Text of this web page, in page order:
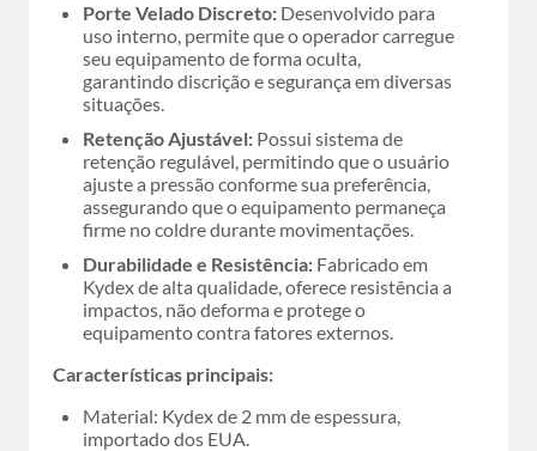
Porte Velado Discreto: Desenvolvido para
uso interno, permite que o operador carregue
seu equipamento de forma oculta,
garantindo discrição e segurança em diversas
situações.
Retenção Ajustável: Possui sistema de
retenção regulável, permitindo que o usuário
ajuste a pressão conforme sua preferência,
assegurando que o equipamento permaneça
firme no coldre durante movimentações.
Durabilidade e Resistência: Fabricado em
Kydex de alta qualidade, oferece resistência a
impactos, não deforma e protege o
equipamento contra fatores externos.
Características principais:
Material: Kydex de 2 mm de espessura,
importado dos EUA.